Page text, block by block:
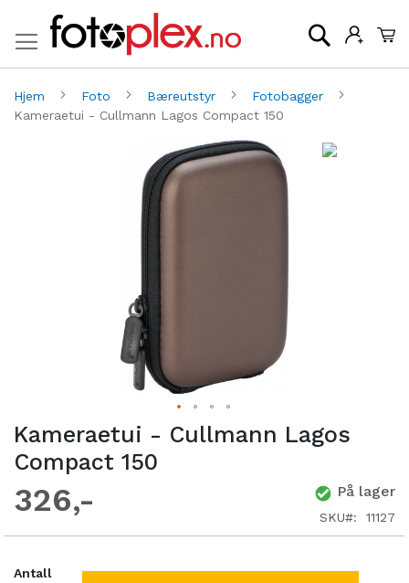
Søk
Hjem Foto Bæreutstyr
Fotobagger
Kameraetui - Cullmann Lagos Compact 150
Kameraetui - Cullmann Lagos
Compact 150
326 På lager
SKU 11127
Antall